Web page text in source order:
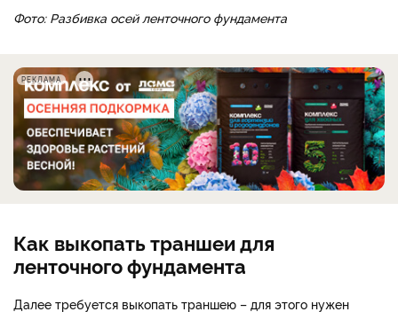
Фото: Разбивка осей ленточного фундамента
РЕКЛАМА
Как выкопать траншеи для
ленточного фундамента
Далее требуется выкопать траншею – для этого нужен